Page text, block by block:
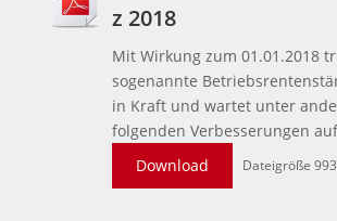
z 2018
Mit Wirkung zum 01.01.2018
sogenannte
in Kraft und wartet unter
folgenden Verbesserungen
Download
Dateigröße